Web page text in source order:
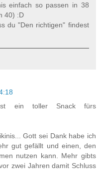
einfach so passen in 38
40) :D
du "Den richtigen" findest
ist ein toller Snack fürs
Gott sei Dank habe ich
gut gefällt und einen, den
nutzen kann. Mehr gibts
zwei Jahren damit Schluss